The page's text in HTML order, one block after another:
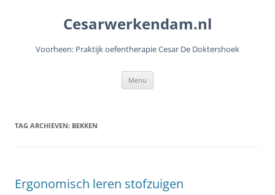
Cesarwerkendam.nl
Voorheen: Praktijk oefentherapie Cesar De Doktershoek
Menu
TAG ARCHIEVEN: BEKKEN
Ergonomisch leren stofzuigen